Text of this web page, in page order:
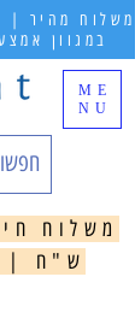
ME
NU
משלוח מהיר |
במגוון
ש"ח |